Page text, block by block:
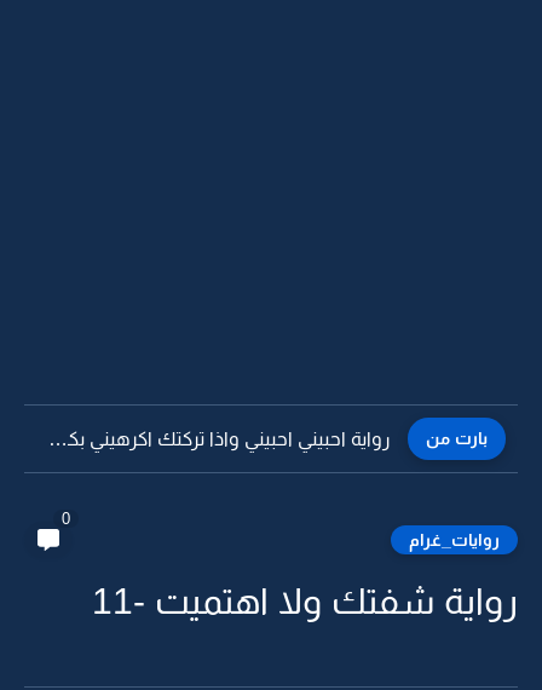
بارت من رواية احبيني احبيني واذا تركتك اكرهيني بكل ما فيني -6
روايات_غرام
0
رواية شفتك ولا اهتميت -11